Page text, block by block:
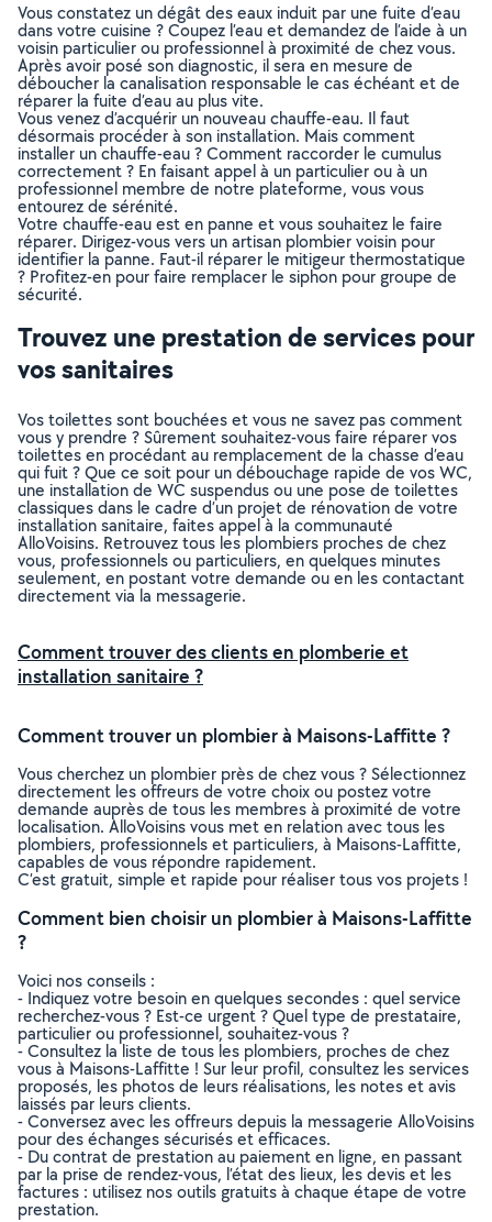
Vous constatez un dégât des eaux induit par une fuite d’eau
dans votre cuisine ? Coupez l’eau et demandez de l’aide à un
voisin particulier ou professionnel à proximité de chez vous.
Après avoir posé son diagnostic, il sera en mesure de
déboucher la canalisation responsable le cas échéant et de
réparer la fuite d’eau au plus vite.
Vous venez d’acquérir un nouveau chauffe-eau. Il faut
désormais procéder à son installation. Mais comment
installer un chauffe-eau ? Comment raccorder le cumulus
correctement ? En faisant appel à un particulier ou à un
professionnel membre de notre plateforme, vous vous
entourez de sérénité.
Votre chauffe-eau est en panne et vous souhaitez le faire
réparer. Dirigez-vous vers un artisan plombier voisin pour
identifier la panne. Faut-il réparer le mitigeur thermostatique
? Profitez-en pour faire remplacer le siphon pour groupe de
sécurité.
Trouvez une prestation de services pour
vos sanitaires
Vos toilettes sont bouchées et vous ne savez pas comment
vous y prendre ? Sûrement souhaitez-vous faire réparer vos
toilettes en procédant au remplacement de la chasse d’eau
qui fuit ? Que ce soit pour un débouchage rapide de vos WC,
une installation de WC suspendus ou une pose de toilettes
classiques dans le cadre d’un projet de rénovation de votre
installation sanitaire, faites appel à la communauté
AlloVoisins. Retrouvez tous les plombiers proches de chez
vous, professionnels ou particuliers, en quelques minutes
seulement, en postant votre demande ou en les contactant
directement via la messagerie.
Comment trouver des clients en plomberie et
installation sanitaire ?
Comment trouver un plombier à Maisons-Laffitte ?
Vous cherchez un plombier près de chez vous ? Sélectionnez
directement les offreurs de votre choix ou postez votre
demande auprès de tous les membres à proximité de votre
localisation. AlloVoisins vous met en relation avec tous les
plombiers, professionnels et particuliers, à Maisons-Laffitte,
capables de vous répondre rapidement.
C’est gratuit, simple et rapide pour réaliser tous vos projets !
Comment bien choisir un plombier à Maisons-Laffitte
?
Voici nos conseils :
- Indiquez votre besoin en quelques secondes : quel service
recherchez-vous ? Est-ce urgent ? Quel type de prestataire,
particulier ou professionnel, souhaitez-vous ?
- Consultez la liste de tous les plombiers, proches de chez
vous à Maisons-Laffitte ! Sur leur profil, consultez les services
proposés, les photos de leurs réalisations, les notes et avis
laissés par leurs clients.
- Conversez avec les offreurs depuis la messagerie AlloVoisins
pour des échanges sécurisés et efficaces.
- Du contrat de prestation au paiement en ligne, en passant
par la prise de rendez-vous, l’état des lieux, les devis et les
factures : utilisez nos outils gratuits à chaque étape de votre
prestation.